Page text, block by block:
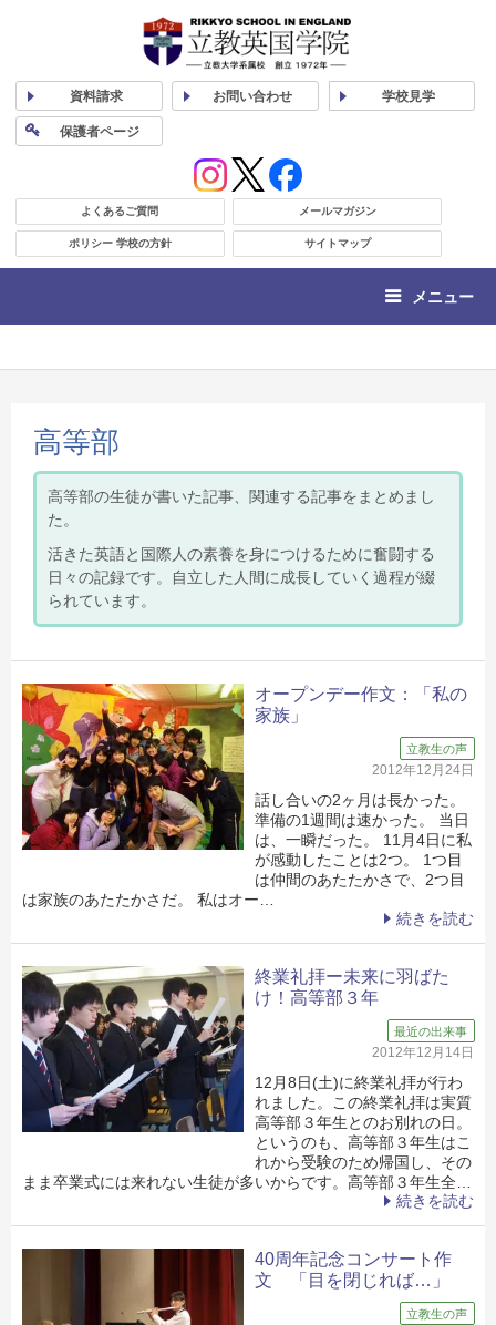
資料請求 お問い合わせ 学校見学
保護者ページ
よくあるご質問 メールマガジン
ポリシー 学校の方針 サイトマップ
メニュー
高等部
高等部の生徒が書いた記事、関連する記事をまとめまし
た。
活きた英語と国際人の素養を身につけるために奮闘する
日々の記録です。自立した人間に成長していく過程が綴
られています。
オープンデー作文：「私の
家族」
立教生の声
2012年12月24日
話し合いの2ヶ月は長かった。
準備の1週間は速かった。 当日
は、一瞬だった。 11月4日に私
が感動したことは2つ。 1つ目
は仲間のあたたかさで、2つ目
は家族のあたたかさだ。 私はオー…
続きを読む
終業礼拝ー未来に羽ばた
け！高等部３年
最近の出来事
2012年12月14日
12月8日(土)に終業礼拝が行わ
れました。この終業礼拝は実質
高等部３年生とのお別れの日。
というのも、高等部３年生はこ
れから受験のため帰国し、その
まま卒業式には来れない生徒が多いからです。高等部３年生全…
続きを読む
40周年記念コンサート作
文 「目を閉じれば…」
立教生の声